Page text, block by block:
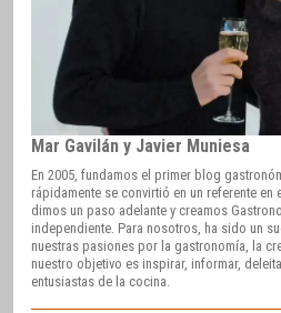
Mar Gavilán y Javier Muniesa
En 2005, fundamos el primer blog
rápidamente se convirtió en un referente en
dimos un paso adelante y creamos
independiente. Para nosotros, ha sido un
nuestras pasiones por la gastronomía, la
nuestro objetivo es inspirar, informar,
entusiastas de la cocina.